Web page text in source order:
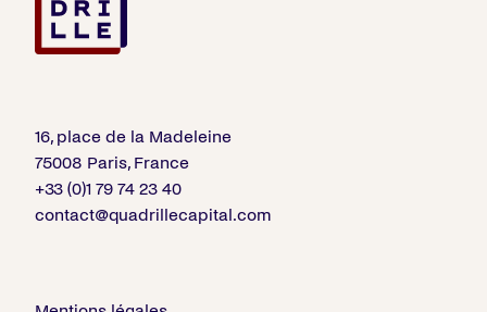
16, place de la Madeleine
75008 Paris, France
+33 (0)1 79 74 23 40
contact@quadrillecapital.com